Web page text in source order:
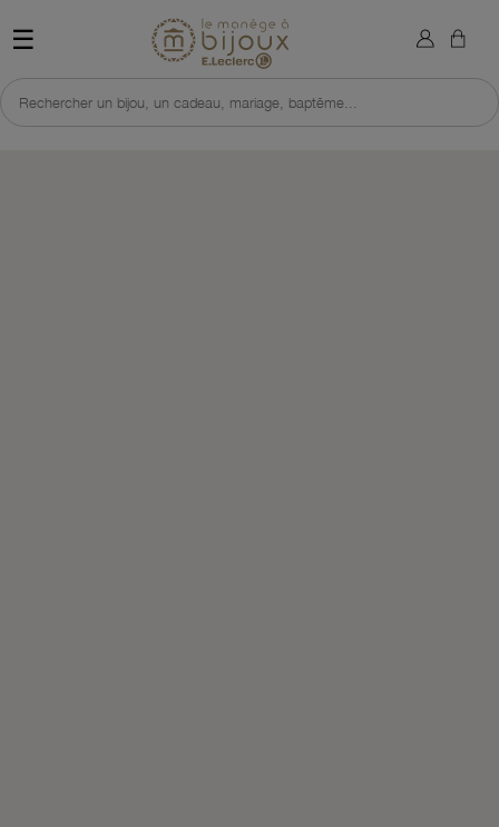
☰ Retour à l'accueil du site
Rechercher un bijou, un cadeau, mariage, baptême...
×